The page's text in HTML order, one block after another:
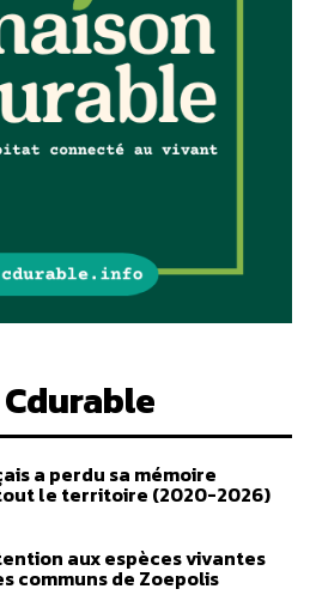
a perdu sa mémoire
le territoire (2020-2026)
aux espèces vivantes
communs de Zoepolis